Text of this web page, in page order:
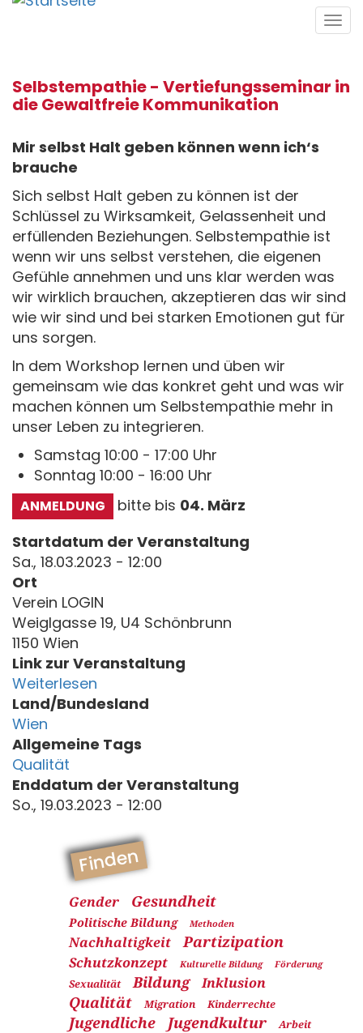
Direkt
Selbstempathie - Vertiefungsseminar in
die Gewaltfreie Kommunikation
Mir selbst Halt geben können wenn ich‘s
brauche
Sich selbst Halt geben zu können ist der
Schlüssel zu Wirksamkeit, Gelassenheit und
erfüllenden Beziehungen. Selbstempathie ist
wenn wir uns selbst verstehen, die eigenen
Gefühle annehmen und uns klar werden was
wir wirklich brauchen, akzeptieren das wir sind
wie wir sind und bei starken Emotionen gut für
uns sorgen.
In dem Workshop lernen und üben wir
gemeinsam wie das konkret geht und was wir
machen können um Selbstempathie mehr in
unser Leben zu integrieren.
Samstag 10:00 - 17:00 Uhr
Sonntag 10:00 - 16:00 Uhr
ANMELDUNG bitte bis 04. März
Startdatum der Veranstaltung
Sa., 18.03.2023 - 12:00
Ort
Verein LOGIN
Weiglgasse 19, U4 Schönbrunn
1150 Wien
Link zur Veranstaltung
Weiterlesen
Land/Bundesland
Wien
Allgemeine Tags
Qualität
Enddatum der Veranstaltung
So., 19.03.2023 - 12:00
Finden
Gender Gesundheit
Politische Bildung Methoden
Nachhaltigkeit Partizipation
Schutzkonzept Kulturelle Bildung Förderung
Sexualität Bildung Inklusion
Qualität Migration Kinderrechte
Jugendliche Jugendkultur Arbeit